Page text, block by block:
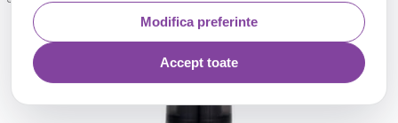
Modifica preferinte
Accept toate